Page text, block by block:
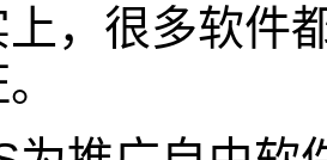
上，很多软件